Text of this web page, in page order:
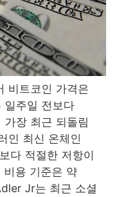
비트코인 ​​가격은
일주일 전보다
장 최근 되돌림
인 최신 온체인
다 적절한 저항이
비용 기준은 약
Jr는 최근 소셜